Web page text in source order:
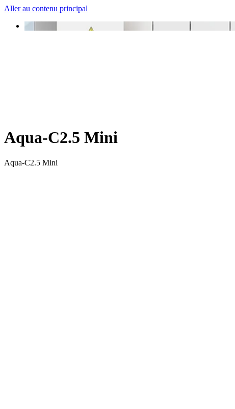
Aller au contenu principal
Aqua-C2.5 Mini
Aqua-C2.5 Mini